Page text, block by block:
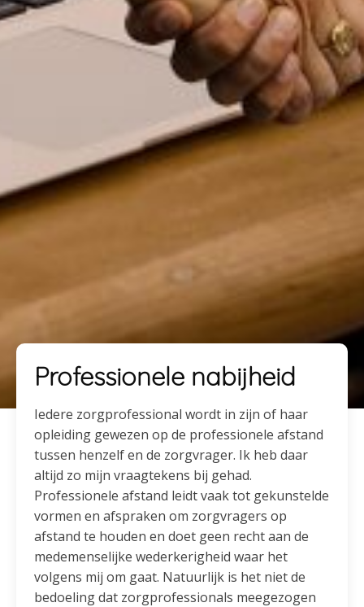
Professionele nabijheid
Iedere zorgprofessional wordt in zijn of haar
opleiding gewezen op de professionele afstand
tussen henzelf en de zorgvrager. Ik heb daar
altijd zo mijn vraagtekens bij gehad.
Professionele afstand leidt vaak tot gekunstelde
vormen en afspraken om zorgvragers op
afstand te houden en doet geen recht aan de
medemenselijke wederkerigheid waar het
volgens mij om gaat. Natuurlijk is het niet de
bedoeling dat zorgprofessionals meegezogen